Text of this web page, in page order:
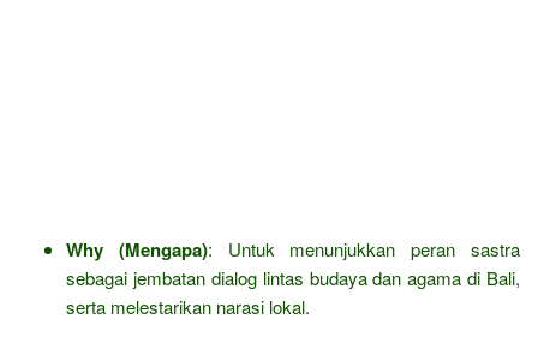
Why (Mengapa): Untuk menunjukkan peran sastra
sebagai jembatan dialog lintas budaya dan agama di Bali,
serta melestarikan narasi lokal.